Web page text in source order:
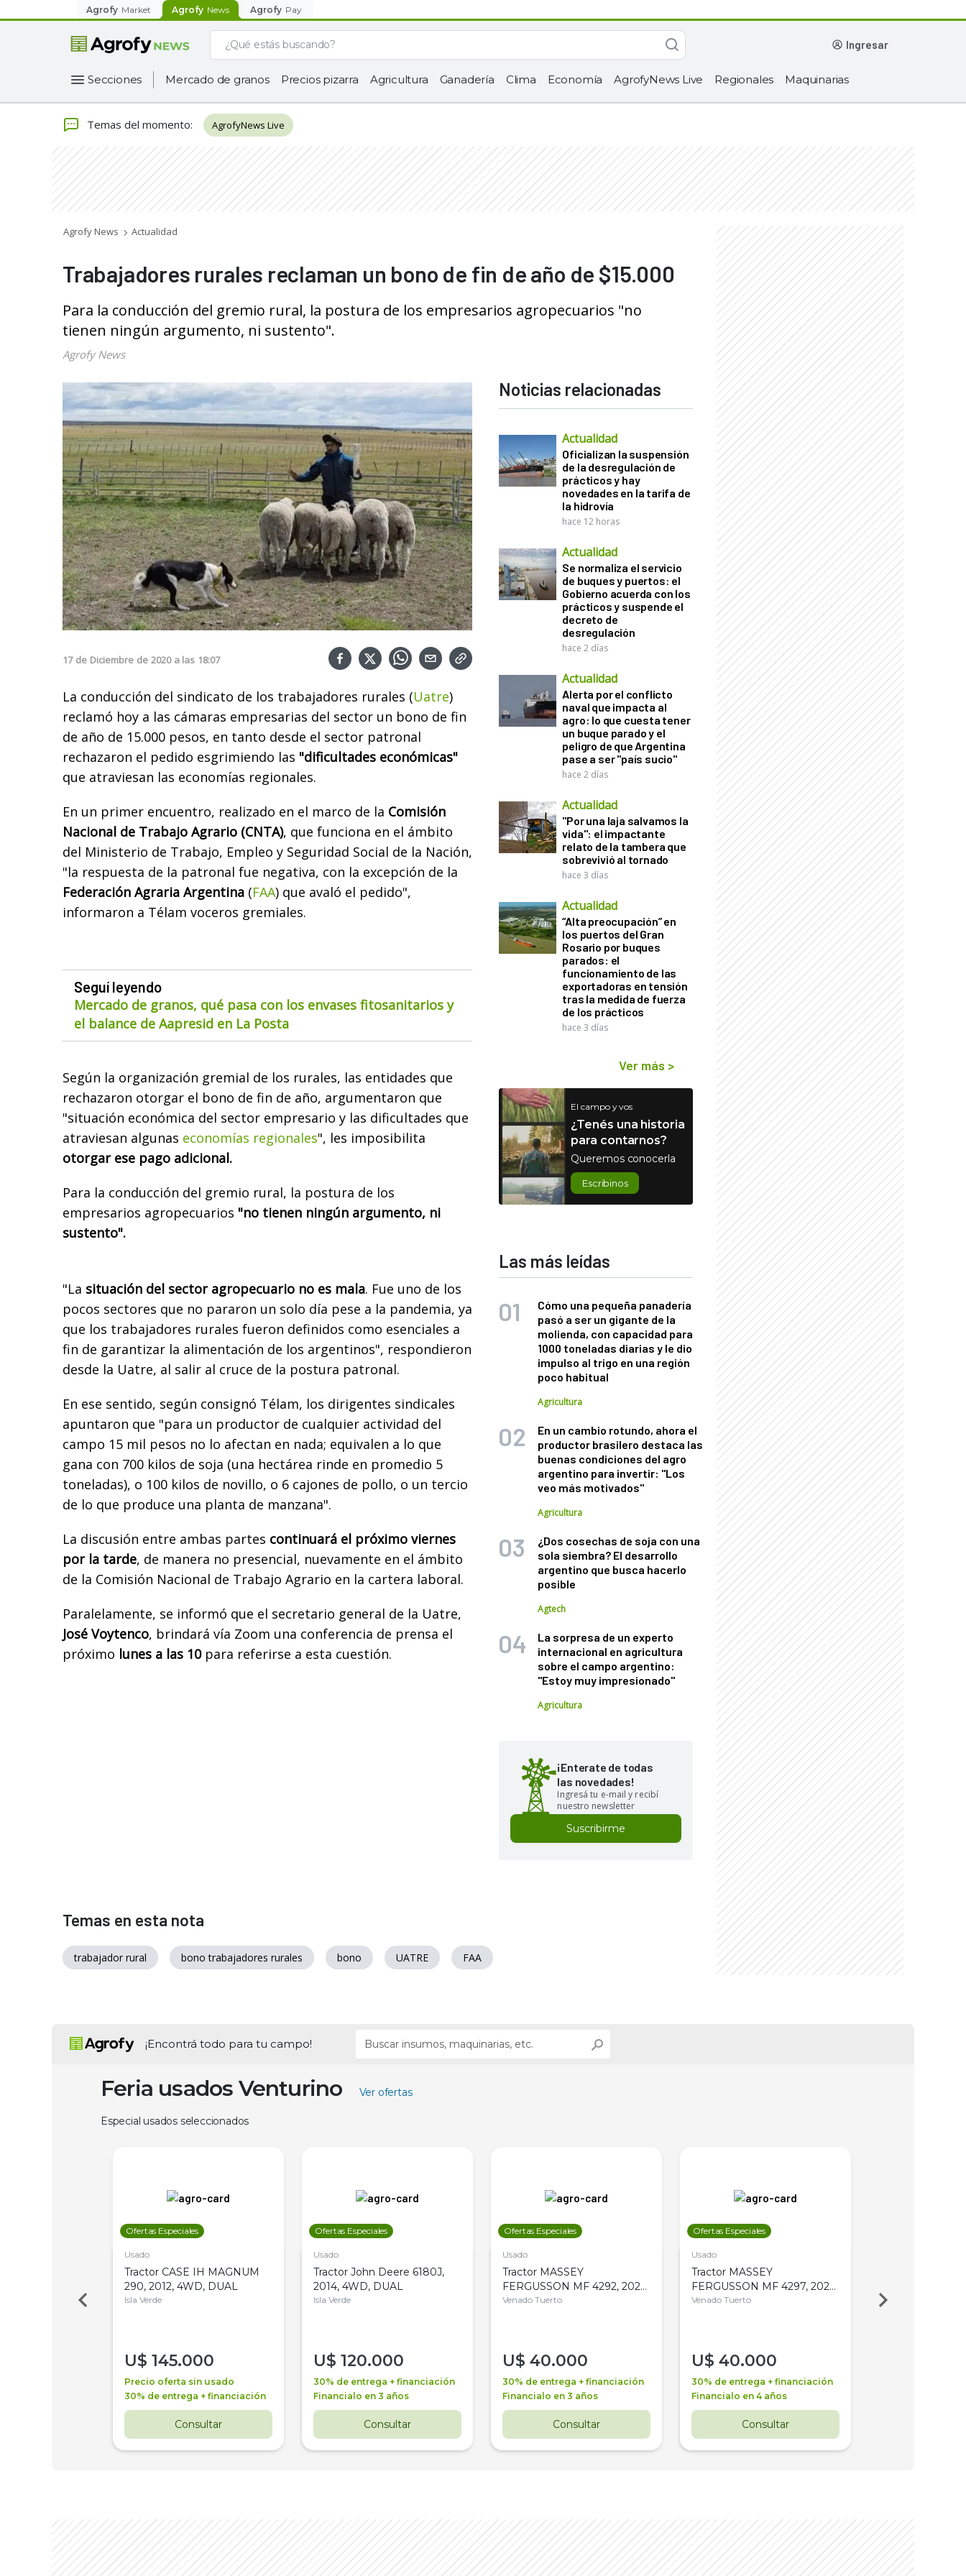
Agrofy Market Agrofy News Agrofy Pay
ingresar
Secciones Mercado de granos Precios pizarra Agricultura Ganadería Clima Economía AgrofyNews Live Regionales Maquinarias
Temas del momento: AgrofyNews Live
Agrofy News Actualidad
Trabajadores rurales reclaman un bono de fin de año de $15.000
Para la conducción del gremio rural, la postura de los empresarios agropecuarios "no
tienen ningún argumento, ni sustento".
Agrofy News
17 de Diciembre de 2020 a las 18:07
La conducción del sindicato de los trabajadores rurales (Uatre)
reclamó hoy a las cámaras empresarias del sector un bono de fin
de año de 15.000 pesos, en tanto desde el sector patronal
rechazaron el pedido esgrimiendo las "dificultades económicas"
que atraviesan las economías regionales.
En un primer encuentro, realizado en el marco de la Comisión
Nacional de Trabajo Agrario (CNTA), que funciona en el ámbito
del Ministerio de Trabajo, Empleo y Seguridad Social de la Nación,
"la respuesta de la patronal fue negativa, con la excepción de la
Federación Agraria Argentina (FAA) que avaló el pedido",
informaron a Télam voceros gremiales.
Seguí leyendo
Mercado de granos, qué pasa con los envases fitosanitarios y
el balance de Aapresid en La Posta
Según la organización gremial de los rurales, las entidades que
rechazaron otorgar el bono de fin de año, argumentaron que
"situación económica del sector empresario y las dificultades que
atraviesan algunas economías regionales", les imposibilita
otorgar ese pago adicional.
Para la conducción del gremio rural, la postura de los
empresarios agropecuarios "no tienen ningún argumento, ni
sustento".
"La situación del sector agropecuario no es mala. Fue uno de los
pocos sectores que no pararon un solo día pese a la pandemia, ya
que los trabajadores rurales fueron definidos como esenciales a
fin de garantizar la alimentación de los argentinos", respondieron
desde la Uatre, al salir al cruce de la postura patronal.
En ese sentido, según consignó Télam, los dirigentes sindicales
apuntaron que "para un productor de cualquier actividad del
campo 15 mil pesos no lo afectan en nada; equivalen a lo que
gana con 700 kilos de soja (una hectárea rinde en promedio 5
toneladas), o 100 kilos de novillo, o 6 cajones de pollo, o un tercio
de lo que produce una planta de manzana".
La discusión entre ambas partes continuará el próximo viernes
por la tarde, de manera no presencial, nuevamente en el ámbito
de la Comisión Nacional de Trabajo Agrario en la cartera laboral.
Paralelamente, se informó que el secretario general de la Uatre,
José Voytenco, brindará vía Zoom una conferencia de prensa el
próximo lunes a las 10para referirse a esta cuestión.
Noticias relacionadas
Actualidad
Oficializan la suspensión
de la desregulación de
prácticos y hay
novedades en la tarifa de
la hidrovía
hace 12 horas
Actualidad
Se normaliza el servicio
de buques y puertos: el
Gobierno acuerda con los
prácticos y suspende el
decreto de
desregulación
hace 2 días
Actualidad
Alerta por el conflicto
naval que impacta al
agro: lo que cuesta tener
un buque parado y el
peligro de que Argentina
pase a ser "país sucio"
hace 2 días
Actualidad
"Por una laja salvamos la
vida": el impactante
relato de la tambera que
sobrevivió al tornado
hace 3 días
Actualidad
“Alta preocupación” en
los puertos del Gran
Rosario por buques
parados: el
funcionamiento de las
exportadoras en tensión
tras la medida de fuerza
de los prácticos
hace 3 días
Ver más >
El campo y vos
¿Tenés una historia
para contarnos?
Queremos conocerla
Escribinos
Las más leídas
Cómo una pequeña panadería
pasó a ser un gigante de la
molienda, con capacidad para
1000 toneladas diarias y le dio
impulso al trigo en una región
poco habitual
Agricultura
En un cambio rotundo, ahora el
productor brasilero destaca las
buenas condiciones del agro
argentino para invertir: "Los
veo más motivados"
Agricultura
¿Dos cosechas de soja con una
sola siembra? El desarrollo
argentino que busca hacerlo
posible
Agtech
La sorpresa de un experto
internacional en agricultura
sobre el campo argentino:
"Estoy muy impresionado"
Agricultura
¡Enterate de todas
las novedades!
Ingresá tu e-mail y recibí
nuestro newsletter
Suscribirme
Temas en esta nota
trabajador rural bono trabajadores rurales bono UATRE FAA
¡Encontrá todo para tu campo!
Feria usados Venturino Ver ofertas
Especial usados seleccionados
Ofertas Especiales
Usado
Tractor CASE IH MAGNUM
290, 2012, 4WD, DUAL
Isla Verde
U$ 145.000
Precio oferta sin usado
30% de entrega + financiación
Consultar
Ofertas Especiales
Usado
Tractor John Deere 6180J,
2014, 4WD, DUAL
Isla Verde
U$ 120.000
30% de entrega + financiación
Financialo en 3 años
Consultar
Ofertas Especiales
Usado
Tractor MASSEY
FERGUSSON MF 4292, 2020,
4WD, PATON
Venado Tuerto
U$ 40.000
30% de entrega + financiación
Financialo en 3 años
Consultar
Ofertas Especiales
Usado
Tractor MASSEY
FERGUSSON MF 4297, 2020,
4WD, PATON
Venado Tuerto
U$ 40.000
30% de entrega + financiación
Financialo en 4 años
Consultar
Venado Tuerto